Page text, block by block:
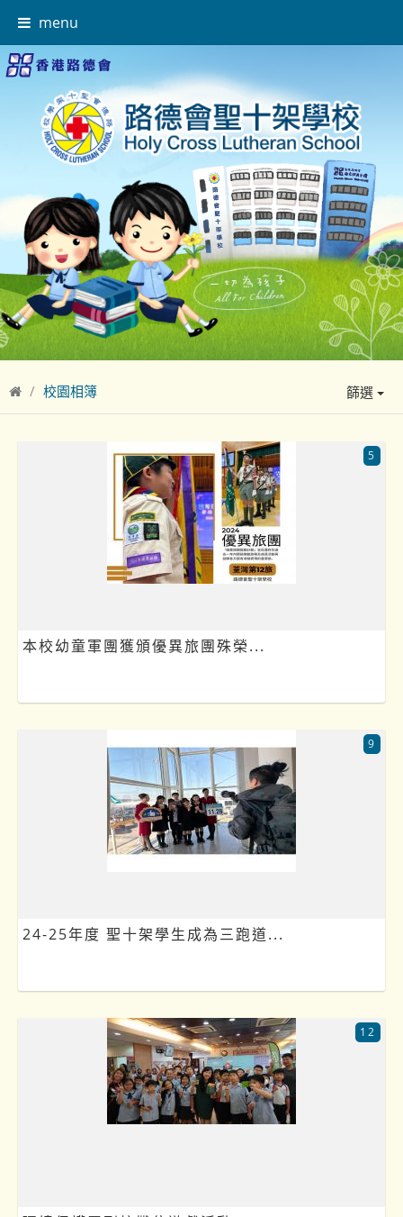
menu
校園相簿 篩選
本校幼童軍團獲頒優異旅團殊榮...
5
24-25年度 聖十架學生成為三跑道...
9
12